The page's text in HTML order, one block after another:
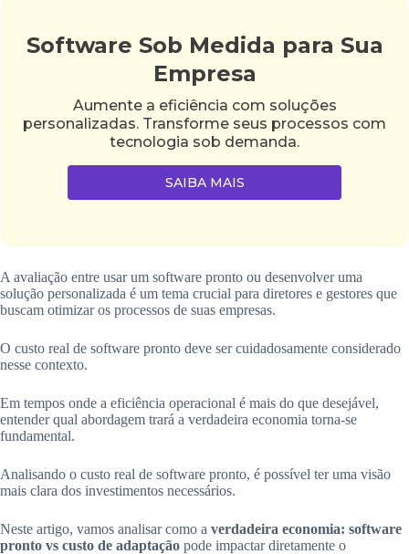
Software Sob Medida para Sua
Empresa
Aumente a eficiência com soluções
personalizadas. Transforme seus processos com
tecnologia sob demanda.
SAIBA MAIS
A avaliação entre usar um software pronto ou desenvolver uma
solução personalizada é um tema crucial para diretores e gestores que
buscam otimizar os processos de suas empresas.
O custo real de software pronto deve ser cuidadosamente considerado
nesse contexto.
Em tempos onde a eficiência operacional é mais do que desejável,
entender qual abordagem trará a verdadeira economia torna-se
fundamental.
Analisando o custo real de software pronto, é possível ter uma visão
mais clara dos investimentos necessários.
Neste artigo, vamos analisar como a verdadeira economia: software
pronto vs custo de adaptação pode impactar diretamente o